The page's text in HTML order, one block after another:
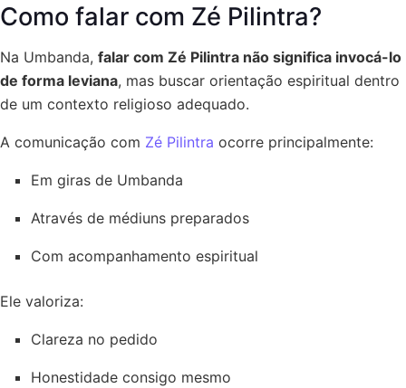
Como falar com Zé Pilintra?
Na Umbanda, falar com Zé Pilintra não significa invocá-lo
de forma leviana, mas buscar orientação espiritual dentro
de um contexto religioso adequado.
A comunicação com Zé Pilintra ocorre principalmente:
Em giras de Umbanda
Através de médiuns preparados
Com acompanhamento espiritual
Ele valoriza:
Clareza no pedido
Honestidade consigo mesmo